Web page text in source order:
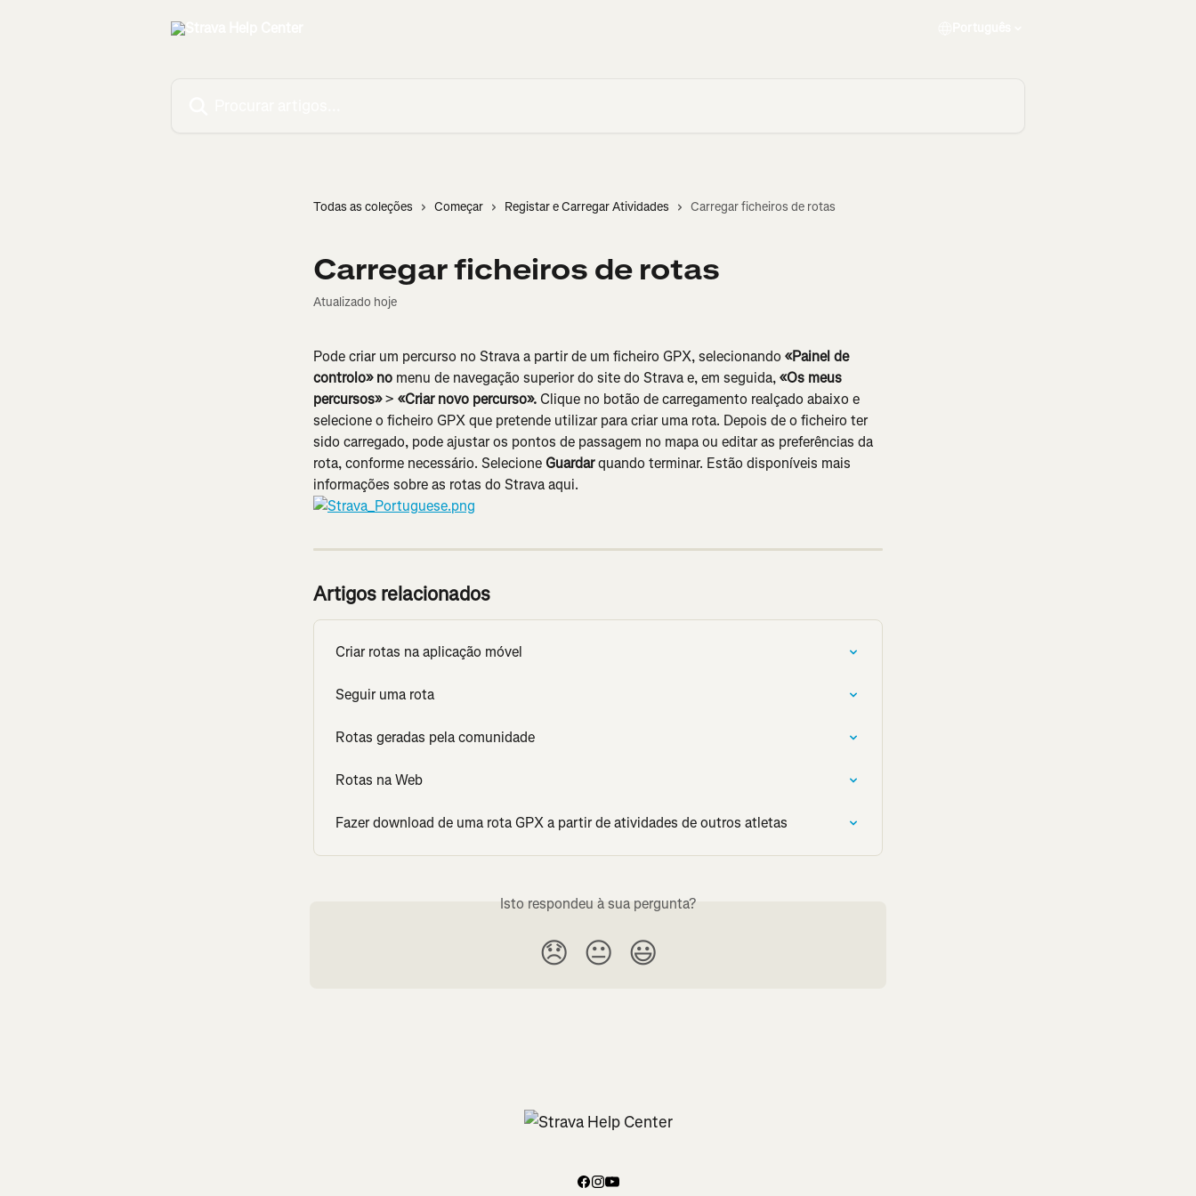
Todas as coleções Começar Registar e Carregar Atividades Carregar ficheiros de rotas
Carregar ficheiros de rotas
Atualizado hoje
Pode criar um percurso no Strava a partir de um ficheiro GPX, selecionando «Painel de
controlo» no menu de navegação superior do site do Strava e, em seguida, «Os meus
percursos» > «Criar novo percurso». Clique no botão de carregamento realçado abaixo e
selecione o ficheiro GPX que pretende utilizar para criar uma rota. Depois de o ficheiro ter
sido carregado, pode ajustar os pontos de passagem no mapa ou editar as preferências da
rota, conforme necessário. Selecione Guardar quando terminar. Estão disponíveis mais
informações sobre as rotas do Strava aqui.
Artigos relacionados
Criar rotas na aplicação móvel
Seguir uma rota
Rotas geradas pela comunidade
Rotas na Web
Fazer download de uma rota GPX a partir de atividades de outros atletas
Isto respondeu à sua pergunta?
😞 😐 😃